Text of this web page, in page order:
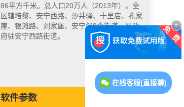
86平方千米。总人口20万人（2013年）。全
区辖培黎、安宁西路、沙井驿、十里店、孔家
崖、银滩路、刘家堡、安宁堡8个街道。区政
府驻安宁西路街道。
软件参数
在线客服(直接聊)